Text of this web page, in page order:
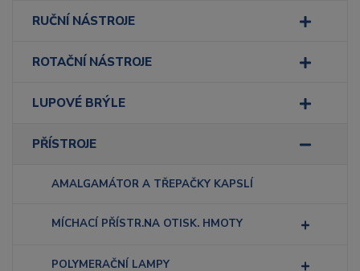
RUČNÍ NÁSTROJE
ROTAČNÍ NÁSTROJE
LUPOVÉ BRÝLE
PŘÍSTROJE
AMALGAMÁTOR A TŘEPAČKY KAPSLÍ
MÍCHACÍ PŘÍSTR.NA OTISK. HMOTY
POLYMERAČNÍ LAMPY